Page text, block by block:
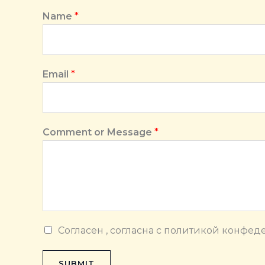
Name *
Email *
Comment or Message *
C
Согласен , согласна с политикой
SUBMIT